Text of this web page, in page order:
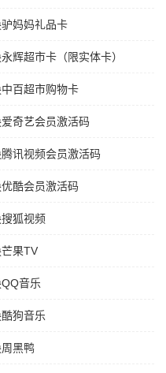
妈妈礼品卡
辉超市卡（限实体卡）
百超市购物卡
奇艺会员激活码
讯视频会员激活码
酷会员激活码
狐视频
果TV
音乐
狗音乐
黑鸭